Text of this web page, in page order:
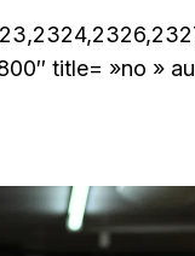
title= »no »